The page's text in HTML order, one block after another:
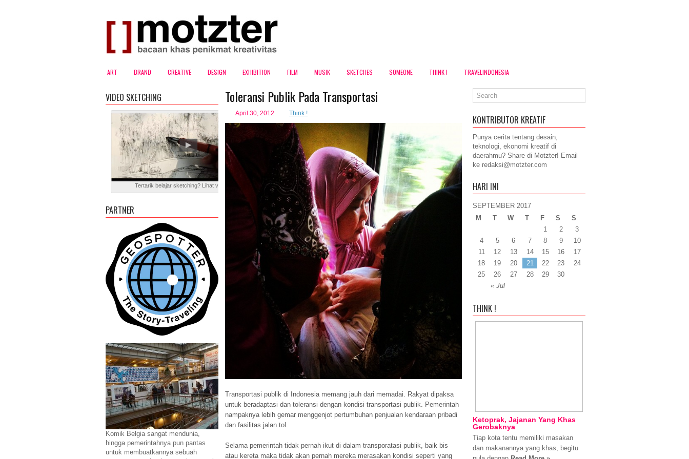
ART BRAND CREATIVE DESIGN EXHIBITION FILM MUSIK SKETCHES SOMEONE THINK ! TRAVELINDONESIA
Toleransi Publik Pada Transportasi
April 30, 2012 Think !
Transportasi publik di Indonesia memang jauh dari memadai. Rakyat dipaksa
untuk beradaptasi dan toleransi dengan kondisi transportasi publik. Pemerintah
nampaknya lebih gemar menggenjot pertumbuhan penjualan kendaraan pribadi
dan fasilitas jalan tol.
Selama pemerintah tidak pernah ikut di dalam transporatasi publik, baik bis
atau kereta maka tidak akan pernah mereka merasakan kondisi seperti yang
VIDEO SKETCHING
Tertarik belajar sketching? Lihat video blog ini
PARTNER
Komik Belgia sangat mendunia,
hingga pemerintahnya pun pantas
untuk membuatkannya sebuah
KONTRIBUTOR KREATIF
Punya cerita tentang desain,
teknologi, ekonomi kreatif di
daerahmu? Share di Motzter! Email
ke redaksi@motzter.com
HARI INI
SEPTEMBER 2017
M
T W T F S S
« Jul
1 2
3
4
5 6 7 8 9
10
11
12 13 14 15 16
17
18
19 20 21 22 23
24
25
26 27 28 29 30
THINK !
Ketoprak, Jajanan Yang Khas
Gerobaknya
Tiap kota tentu memiliki masakan
dan makanannya yang khas, begitu